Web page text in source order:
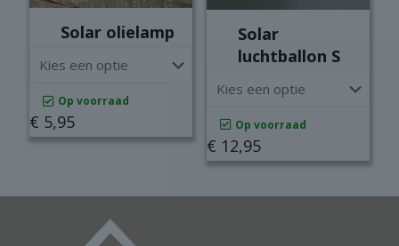
Solar olielamp
Op voorraad
€ 5,95
Dit
meerdere
Solar
luchtballon S
Op voorraad
€ 12,95
Dit
heeft